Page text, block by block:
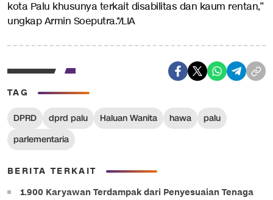
kota Palu khusunya terkait disabilitas dan kaum rentan,”
ungkap Armin Soeputra.*/LIA
TAG
DPRD dprd palu Haluan Wanita hawa
palu
parlementaria
BERITA TERKAIT
1.900 Karyawan Terdampak dari Penyesuaian Tenaga